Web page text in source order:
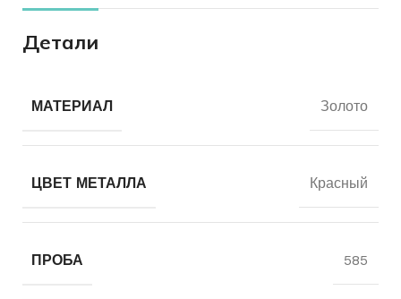
Детали
МАТЕРИАЛ Золото
ЦВЕТ МЕТАЛЛА Красный
ПРОБА 585